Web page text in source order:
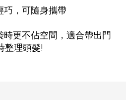
巧，可隨身攜帶
更不佔空間，適合帶出門
整理頭髮!